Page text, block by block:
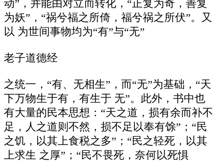
动”，并能由对立而转化，“正复为奇，善复
为妖”，“祸兮福之所倚，福兮祸之所伏”。又
以 为世间事物均为“有”与“无”
老子道德经
之统一，“有、无相生”，而“无”为基础，“天
下万物生于有，有生于 无”。此外，书中也
有大量的民本思想：“天之道，损有余而补不
足，人之道则不然，损不足以奉有馀”；“民
之饥，以其上食税之多”；“民之轻死，以其
上求生 之厚”；“民不畏死，奈何以死惧